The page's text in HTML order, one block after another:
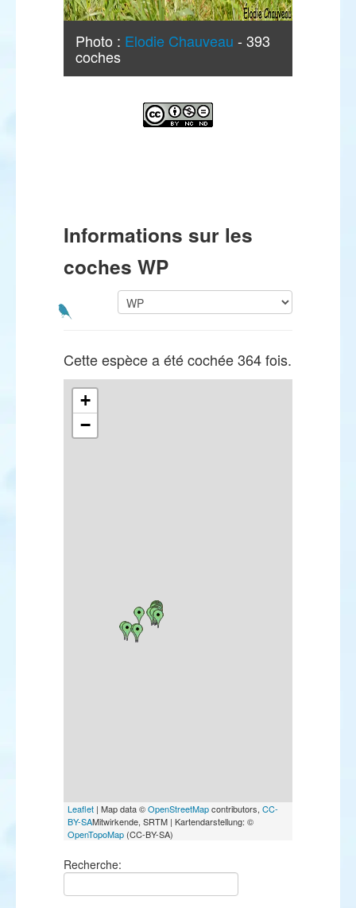
Photo : Elodie Chauveau - 393
coches
Informations sur les
coches WP
Cette espèce a été cochée 364 fois.
+
−
Leaflet | Map data ©OpenStreetMapcontributors, CC-
BY-SAMitwirkende, SRTM | Kartendarstellung: ©
OpenTopoMap (CC-BY-SA)
Recherche: